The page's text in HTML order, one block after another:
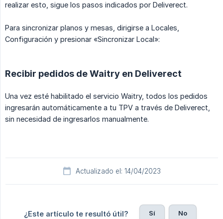
realizar esto, sigue los pasos indicados por Deliverect.
Para sincronizar planos y mesas, dirigirse a Locales,
Configuración y presionar «Sincronizar Local»:
Recibir pedidos de Waitry en Deliverect
Una vez esté habilitado el servicio Waitry, todos los pedidos
ingresarán automáticamente a tu TPV a través de Deliverect,
sin necesidad de ingresarlos manualmente.
Actualizado el: 14/04/2023
¿Este artículo te resultó útil? Sí No